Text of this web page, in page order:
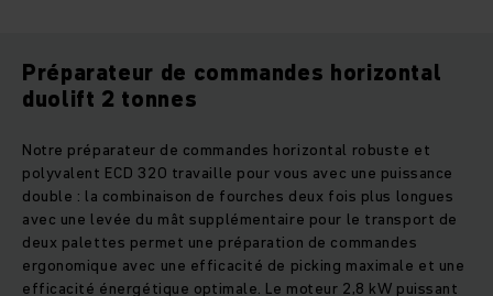
Préparateur de commandes horizontal
duolift 2 tonnes
Notre préparateur de commandes horizontal robuste et
polyvalent ECD 320 travaille pour vous avec une puissance
double : la combinaison de fourches deux fois plus longues
avec une levée du mât supplémentaire pour le transport de
deux palettes permet une préparation de commandes
ergonomique avec une efficacité de picking maximale et une
efficacité énergétique optimale. Le moteur 2,8 kW puissant